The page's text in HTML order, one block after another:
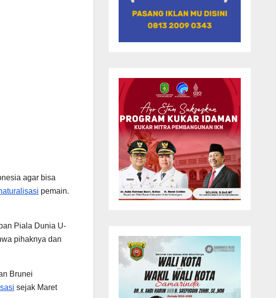
agar bisa
pemain.
Piala Dunia U-
pihaknya dan
Brunei
sejak Maret